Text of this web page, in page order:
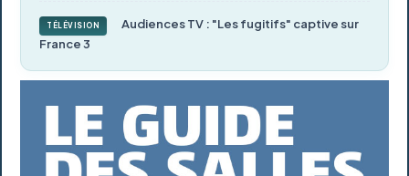
TÉLÉVISION
Audiences TV : "Les fugitifs" captive sur
France 3